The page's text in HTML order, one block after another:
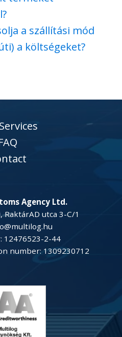
a szállítási mód
a költségeket?
Agency Ltd.
RaktárAD utca 3-C/1
12476523-2-44
number: 1309230712